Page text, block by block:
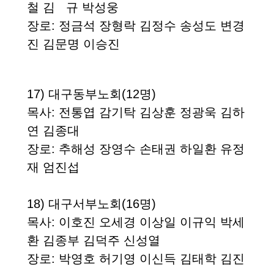
철 김 규 박성웅
장로: 정금석 장형락 김정수 송성도 변경
진 김문명 이승진
17) 대구동부노회 (12명)
목사: 전통엽 감기탁 김상훈 정광욱 김하
연 김종대
장로: 추해성 장영수 손태권 하일환 유정
재 엄진섭
18) 대구서부노회 (16명)
목사: 이호진 오세경 이상일 이규익 박세
환 김종부 김덕주 신성열
장로: 박영호 허기영 이신득 김태학 김진